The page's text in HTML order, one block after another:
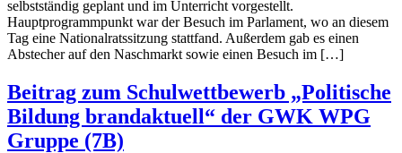
selbstständig geplant und im Unterricht vorgestellt.
Hauptprogrammpunkt war der Besuch im Parlament, wo an diesem
Tag eine Nationalratssitzung stattfand. Außerdem gab es einen
Abstecher auf den Naschmarkt sowie einen Besuch im […]
Beitrag zum Schulwettbewerb „Politische
Bildung brandaktuell“ der GWK WPG
Gruppe (7B)